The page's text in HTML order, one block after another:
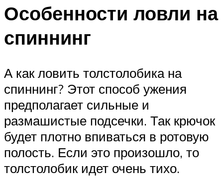
Особенности ловли на
спиннинг
А как ловить толстолобика на
спиннинг? Этот способ ужения
предполагает сильные и
размашистые подсечки. Так крючок
будет плотно впиваться в ротовую
полость. Если это произошло, то
толстолобик идет очень тихо.